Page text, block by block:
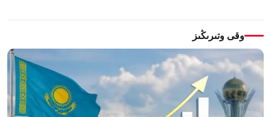
وقى وتىرىڭىز